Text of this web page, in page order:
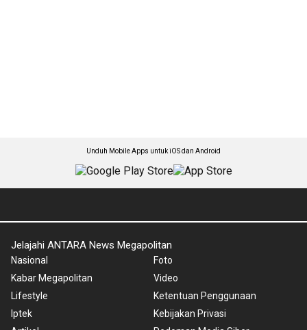
Unduh Mobile Apps untuk iOS dan Android
Jelajahi ANTARA News Megapolitan
Nasional
Kabar Megapolitan
Lifestyle
Iptek
Foto
Video
Ketentuan Penggunaan
Kebijakan Privasi